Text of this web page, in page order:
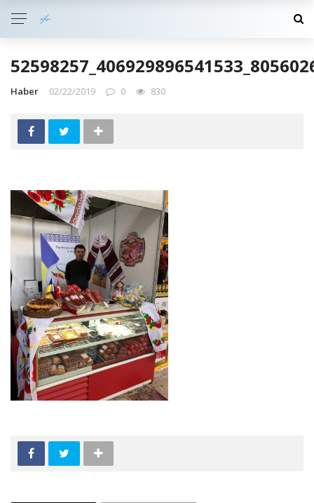
Haber 02/22/2019 0 830